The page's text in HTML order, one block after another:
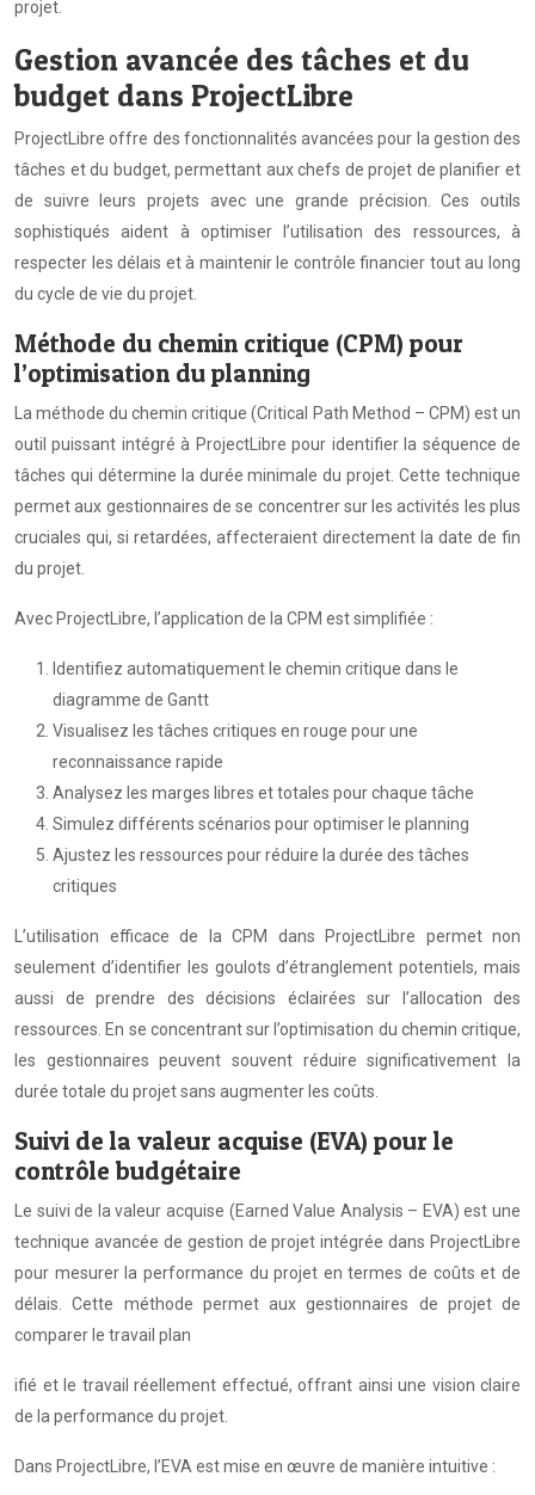
projet.
Gestion avancée des tâches et du
budget dans ProjectLibre
ProjectLibre offre des fonctionnalités avancées pour la gestion des
tâches et du budget, permettant aux chefs de projet de planifier et
de suivre leurs projets avec une grande précision. Ces outils
sophistiqués aident à optimiser l’utilisation des ressources, à
respecter les délais et à maintenir le contrôle financier tout au long
du cycle de vie du projet.
Méthode du chemin critique (CPM) pour
l’optimisation du planning
La méthode du chemin critique (Critical Path Method – CPM) est un
outil puissant intégré à ProjectLibre pour identifier la séquence de
tâches qui détermine la durée minimale du projet. Cette technique
permet aux gestionnaires de se concentrer sur les activités les plus
cruciales qui, si retardées, affecteraient directement la date de fin
du projet.
Avec ProjectLibre, l’application de la CPM est simplifiée :
Identifiez automatiquement le chemin critique dans le
diagramme de Gantt
Visualisez les tâches critiques en rouge pour une
reconnaissance rapide
Analysez les marges libres et totales pour chaque tâche
Simulez différents scénarios pour optimiser le planning
Ajustez les ressources pour réduire la durée des tâches
critiques
L’utilisation efficace de la CPM dans ProjectLibre permet non
seulement d’identifier les goulots d’étranglement potentiels, mais
aussi de prendre des décisions éclairées sur l’allocation des
ressources. En se concentrant sur l’optimisation du chemin critique,
les gestionnaires peuvent souvent réduire significativement la
durée totale du projet sans augmenter les coûts.
Suivi de la valeur acquise (EVA) pour le
contrôle budgétaire
Le suivi de la valeur acquise (Earned Value Analysis – EVA) est une
technique avancée de gestion de projet intégrée dans ProjectLibre
pour mesurer la performance du projet en termes de coûts et de
délais. Cette méthode permet aux gestionnaires de projet de
comparer le travail plan
ifié et le travail réellement effectué, offrant ainsi une vision claire
de la performance du projet.
Dans ProjectLibre, l’EVA est mise en œuvre de manière intuitive :